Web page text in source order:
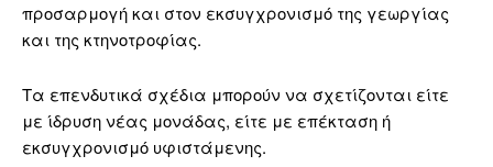
προσαρμογή και στον εκσυγχρονισμό της γεωργίας
και της κτηνοτροφίας.
Τα επενδυτικά σχέδια μπορούν να σχετίζονται είτε
με ίδρυση νέας μονάδας, είτε με επέκταση ή
εκσυγχρονισμό υφιστάμενης.